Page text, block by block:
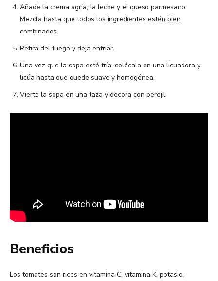
Añade la crema agria, la leche y el queso parmesano.
Mezcla hasta que todos los ingredientes estén bien
combinados.
Retira del fuego y deja enfriar.
Una vez que la sopa esté fría, colócala en una licuadora y
licúa hasta que quede suave y homogénea.
Vierte la sopa en una taza y decora con perejil.
Beneficios
Los tomates son ricos en vitamina C, vitamina K, potasio,